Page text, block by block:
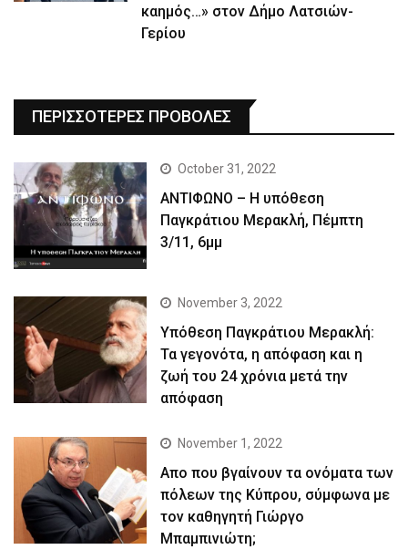
καημός…» στον Δήμο Λατσιών-
Γερίου
ΠΕΡΙΣΣΟΤΕΡΕΣ ΠΡΟΒΟΛΕΣ
October 31, 2022
ΑΝΤΙΦΩΝΟ – Η υπόθεση
Παγκράτιου Μερακλή, Πέμπτη
3/11, 6μμ
November 3, 2022
Yπόθεση Παγκράτιου Μερακλή:
Τα γεγονότα, η απόφαση και η
ζωή του 24 χρόνια μετά την
απόφαση
November 1, 2022
Απο που βγαίνουν τα ονόματα των
πόλεων της Κύπρου, σύμφωνα με
τον καθηγητή Γιώργο
Μπαμπινιώτη;